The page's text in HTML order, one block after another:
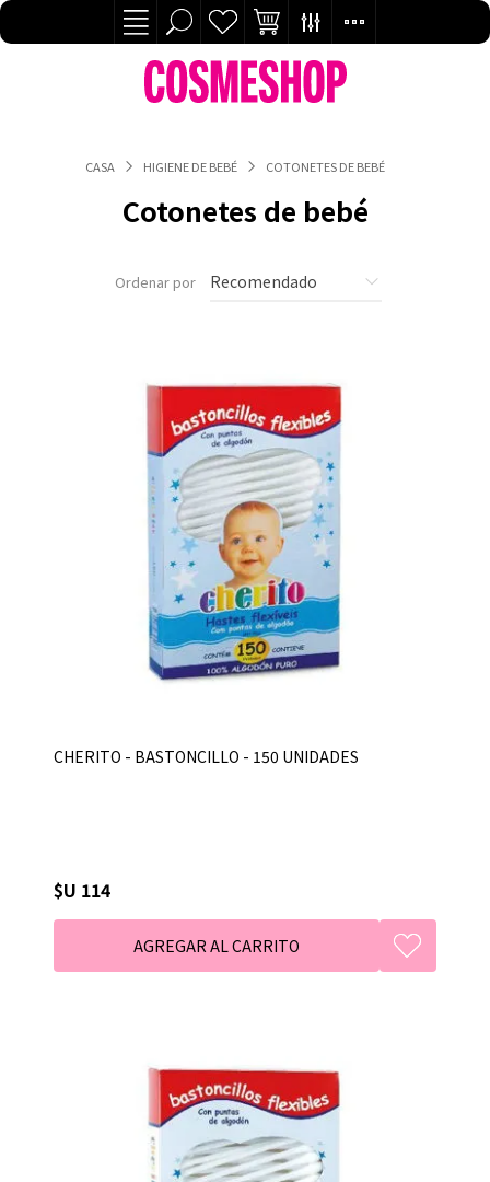
CASA HIGIENE DE BEBÉ COTONETES DE BEBÉ
Cotonetes de bebé
Ordenar por
CHERITO - BASTONCILLO - 150 UNIDADES
$U 114